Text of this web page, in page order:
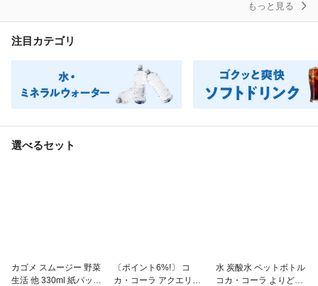
もっと見る
注目カテゴリ
選べるセット
カゴメ スムージー 野菜
生活 他 330ml 紙パック
〔ポイント6%!〕 コ
カ・コーラ アクエリア
水 炭酸水 ペットボトル
コカ・コーラ よりどり